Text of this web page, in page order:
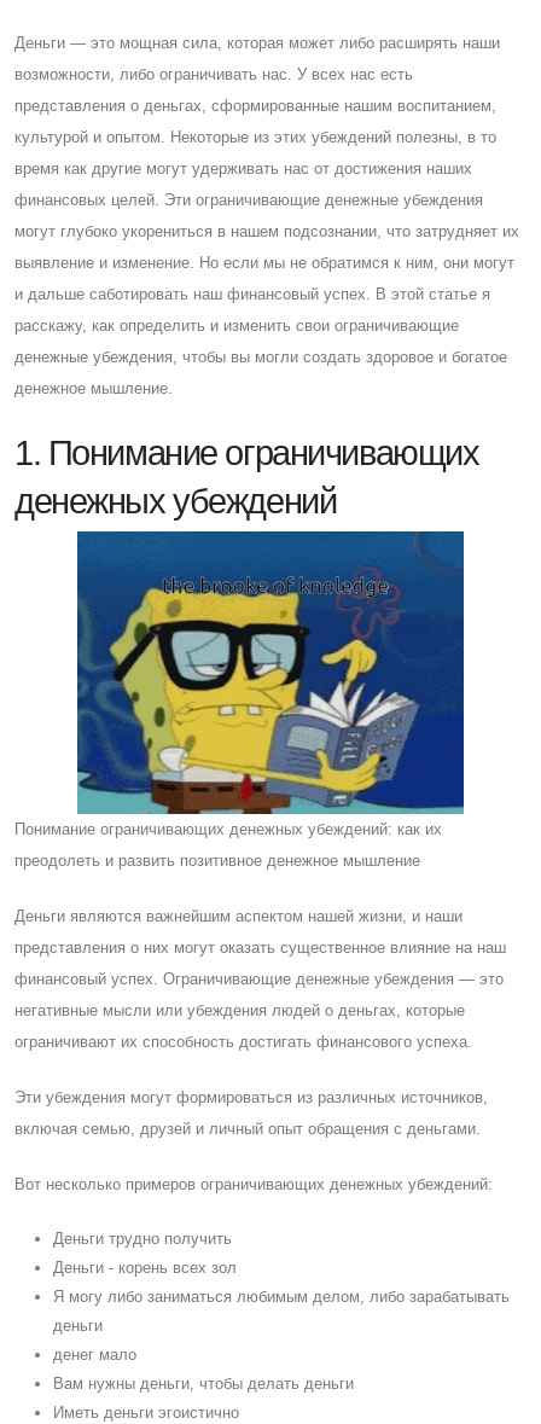
Деньги — это мощная сила, которая может либо расширять наши
возможности, либо ограничивать нас. У всех нас есть
представления о деньгах, сформированные нашим воспитанием,
культурой и опытом. Некоторые из этих убеждений полезны, в то
время как другие могут удерживать нас от достижения наших
финансовых целей. Эти ограничивающие денежные убеждения
могут глубоко укорениться в нашем подсознании, что затрудняет их
выявление и изменение. Но если мы не обратимся к ним, они могут
и дальше саботировать наш финансовый успех. В этой статье я
расскажу, как определить и изменить свои ограничивающие
денежные убеждения, чтобы вы могли создать здоровое и богатое
денежное мышление.
1. Понимание ограничивающих
денежных убеждений
Понимание ограничивающих денежных убеждений: как их
преодолеть и развить позитивное денежное мышление
Деньги являются важнейшим аспектом нашей жизни, и наши
представления о них могут оказать существенное влияние на наш
финансовый успех. Ограничивающие денежные убеждения — это
негативные мысли или убеждения людей о деньгах, которые
ограничивают их способность достигать финансового успеха.
Эти убеждения могут формироваться из различных источников,
включая семью, друзей и личный опыт обращения с деньгами.
Вот несколько примеров ограничивающих денежных убеждений:
Деньги трудно получить
Деньги - корень всех зол
Я могу либо заниматься любимым делом, либо зарабатывать
деньги
денег мало
Вам нужны деньги, чтобы делать деньги
Иметь деньги эгоистично